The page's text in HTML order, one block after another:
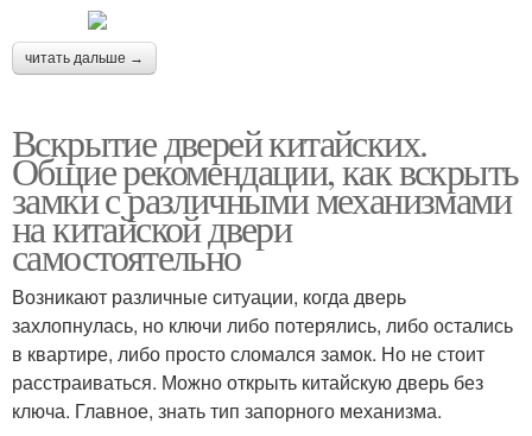
читать дальше →
Вскрытие дверей китайских.
Общие рекомендации, как вскрыть
замки с различными механизмами
на китайской двери
самостоятельно
Возникают различные ситуации, когда дверь
захлопнулась, но ключи либо потерялись, либо остались
в квартире, либо просто сломался замок. Но не стоит
расстраиваться. Можно открыть китайскую дверь без
ключа. Главное, знать тип запорного механизма.